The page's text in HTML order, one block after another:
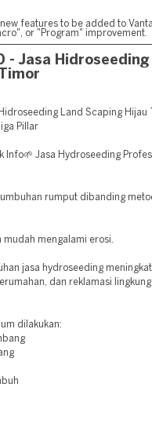
features to be added to
or "Program" improvement.
- Jasa Hidroseeding
Land Scaping Hijau
Pillar
Info🌱 Jasa Hydroseeding
rumput dibanding
mudah mengalami erosi.
jasa hydroseeding
dan reklamasi
dilakukan: